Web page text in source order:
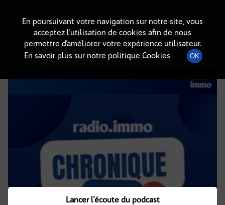
DÉTAILS DE L'ÉPISODE
28 mars 2025à 5h02 , durée : 1 minute
En poursuivant votre navigation sur notre site, vous
acceptez l’utilisation de cookies afin de nous
permettre d’améliorer votre expérience utilisateur.
En savoir plus sur notre politique Cookies
OK
Lancer l'écoute du podcast